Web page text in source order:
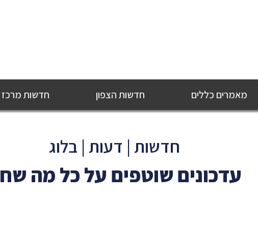
מאמרים כללים חדשות הצפון חדשות מרכז
חדשות | דעות | בלוג
עדכונים שוטפים על כל מה